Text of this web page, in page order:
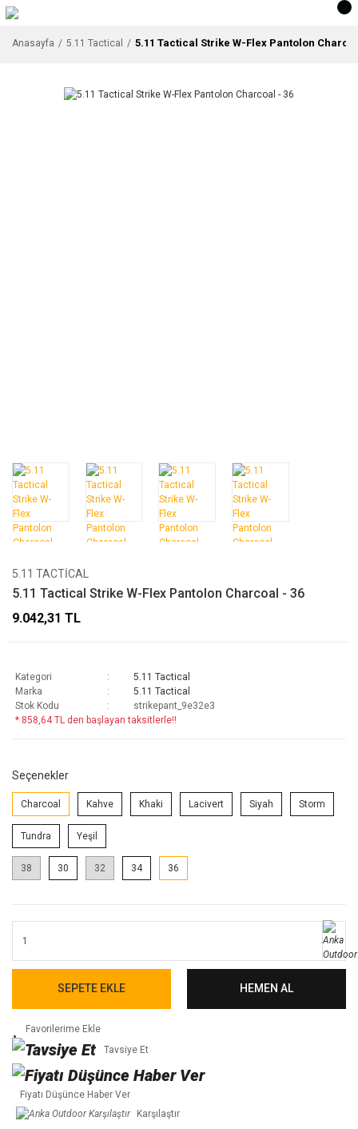
Anasayfa 5.11 Tactical 5.11 Tactical Strike W-Flex Pantolon
5.11 TACTICAL
5.11 Tactical Strike W-Flex Pantolon Charcoal - 36
9.042,31 TL
Kategori
5.11 Tactical
Marka
5.11 Tactical
Stok Kodu
strikepant_9e32e3
* 858,64 TL den başlayan taksitlerle!!
Seçenekler
Charcoal Kahve Khaki Lacivert Siyah Storm
Tundra Yeşil
38 30 32 34 36
SEPETE EKLE HEMEN AL
Tavsiye Et
Fiyatı Düşünce Haber Ver
Karşılaştır